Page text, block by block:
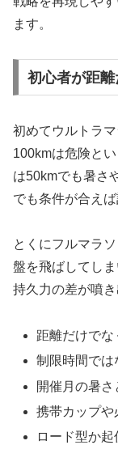
ます。
初心者が距
初めてウルトラ
100kmは危険と
は50kmでも暑さ
でも条件が合え
とくにフルマラ
盤を飛ばしてし
持久力の差が噴
距離だけでな
制限時間では
開催月の暑さ
携帯カップや
ロード型か起